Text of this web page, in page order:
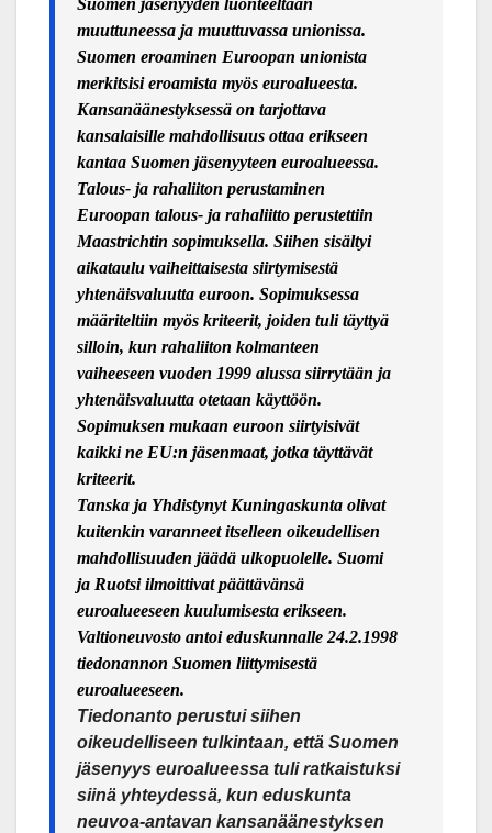
muuttuneessa ja muuttuvassa unionissa.
Suomen eroaminen Euroopan unionista
merkitsisi eroamista myös euroalueesta.
Kansanäänestyksessä on tarjottava
kansalaisille mahdollisuus ottaa erikseen
kantaa Suomen jäsenyyteen euroalueessa.
Talous- ja rahaliiton perustaminen
Euroopan talous- ja rahaliitto perustettiin
Maastrichtin sopimuksella. Siihen sisältyi
aikataulu vaiheittaisesta siirtymisestä
yhtenäisvaluutta euroon. Sopimuksessa
määriteltiin myös kriteerit, joiden tuli täyttyä
silloin, kun rahaliiton kolmanteen
vaiheeseen vuoden 1999 alussa siirrytään ja
yhtenäisvaluutta otetaan käyttöön.
Sopimuksen mukaan euroon siirtyisivät
kaikki ne EU:n jäsenmaat, jotka täyttävät
kriteerit.
Tanska ja Yhdistynyt Kuningaskunta olivat
kuitenkin varanneet itselleen oikeudellisen
mahdollisuuden jäädä ulkopuolelle. Suomi
ja Ruotsi ilmoittivat päättävänsä
euroalueeseen kuulumisesta erikseen.
Valtioneuvosto antoi eduskunnalle 24.2.1998
tiedonannon Suomen liittymisestä
euroalueeseen.
Tiedonanto perustui siihen
oikeudelliseen tulkintaan, että Suomen
jäsenyys euroalueessa tuli ratkaistuksi
siinä yhteydessä, kun eduskunta
neuvoa-antavan kansanäänestyksen